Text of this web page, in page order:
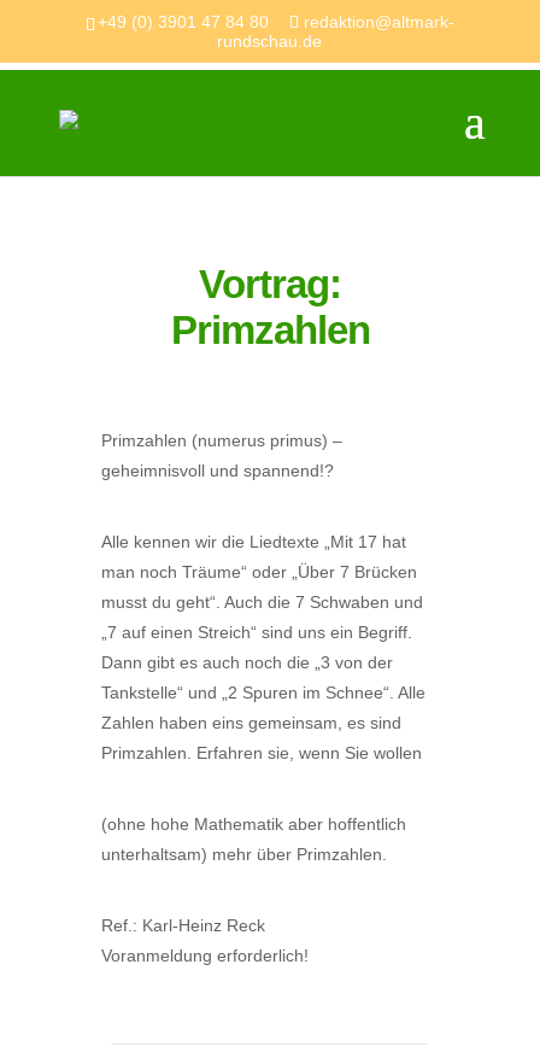
+49 (0) 3901 47 84 80
redaktion@altmark-
rundschau.de
Vortrag:
Primzahlen
Primzahlen (numerus primus) –
geheimnisvoll und spannend!?
Alle kennen wir die Liedtexte „Mit 17 hat
man noch Träume“ oder „Über 7 Brücken
musst du geht“. Auch die 7 Schwaben und
„7 auf einen Streich“ sind uns ein Begriff.
Dann gibt es auch noch die „3 von der
Tankstelle“ und „2 Spuren im Schnee“. Alle
Zahlen haben eins gemeinsam, es sind
Primzahlen. Erfahren sie, wenn Sie wollen
(ohne hohe Mathematik aber hoffentlich
unterhaltsam) mehr über Primzahlen.
Ref.: Karl-Heinz Reck
Voranmeldung erforderlich!